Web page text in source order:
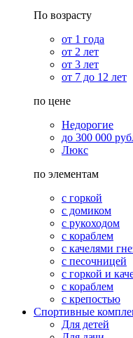
По возрасту
от 1 года
от 2 лет
от 3 лет
от 7 до 12 лет
по цене
Недорогие
до 300 000
Люкс
по элементам
с горкой
с домиком
с рукоходом
с кораблем
с качелями
с песочницей
с горкой и
с кораблем
с крепостью
Спортивные
Для детей